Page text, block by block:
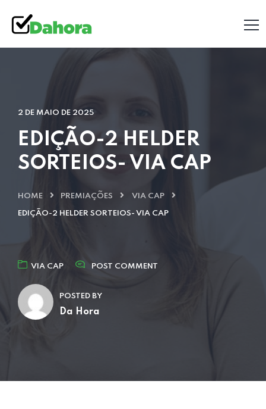
2 DE MAIO DE 2025
EDIÇÃO-2 HELDER
SORTEIOS- VIA CAP
HOME PREMIAÇÕES VIA CAP
EDIÇÃO-2 HELDER SORTEIOS- VIA CAP
VIA CAP POST COMMENT
POSTED BY
Da Hora